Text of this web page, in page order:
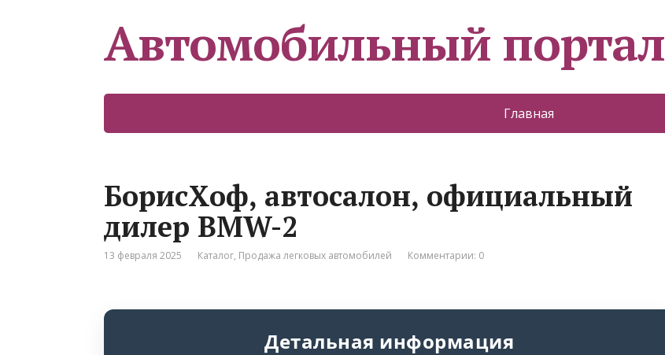
Автомобильный портал
Главная
БорисХоф, автосалон, официальный
дилер BMW-2
13 февраля 2025 Каталог, Продажа легковых автомобилей Комментарии: 0
Детальная информация